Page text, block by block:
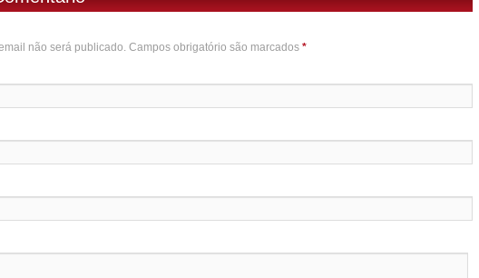
não será publicado. Campos obrigatório são marcados *